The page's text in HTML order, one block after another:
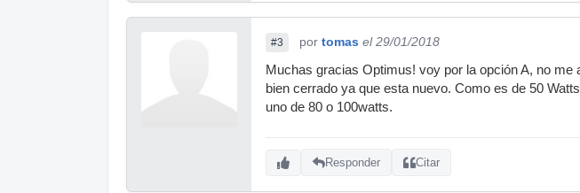
#3 por tomas el 29/01/2018
Muchas gracias Optimus! voy por la opción A, no
bien cerrado ya que esta nuevo. Como es de 50
uno de 80 o 100watts.
Responder Citar